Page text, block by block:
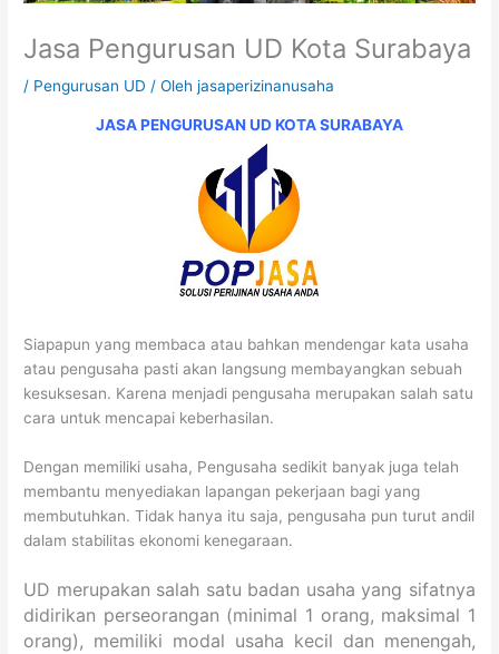
Jasa Pengurusan UD Kota Surabaya
/ Pengurusan UD / Olehjasaperizinanusaha
JASA PENGURUSAN UD KOTA SURABAYA
Siapapun yang membaca atau bahkan mendengar kata usaha
atau pengusaha pasti akan langsung membayangkan sebuah
kesuksesan. Karena menjadi pengusaha merupakan salah satu
cara untuk mencapai keberhasilan.
Dengan memiliki usaha, Pengusaha sedikit banyak juga telah
membantu menyediakan lapangan pekerjaan bagi yang
membutuhkan. Tidak hanya itu saja, pengusaha pun turut andil
dalam stabilitas ekonomi kenegaraan.
UD merupakan salah satu badan usaha yang sifatnya
didirikan perseorangan (minimal 1 orang, maksimal 1
orang), memiliki modal usaha kecil dan menengah,